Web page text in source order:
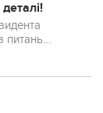
питань
про